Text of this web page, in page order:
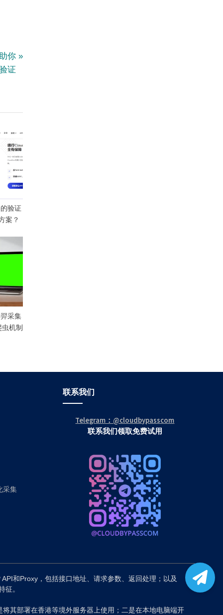
你
证
验证
案？
采集
机制
采集
联系我们
Telegram：@cloudbypasscom
联系我们领取免费试用
和Proxy，包括接口地址、请求参数、返回处理；以及
征。
其部署在香港等境外服务器上使用；二是在本地电脑端开